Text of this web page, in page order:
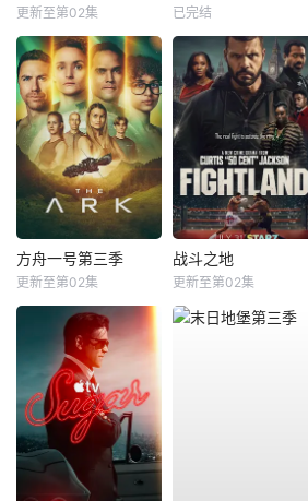
更新至第02集 已完结
方舟一号第三季
更新至第02集
战斗之地
更新至第02集